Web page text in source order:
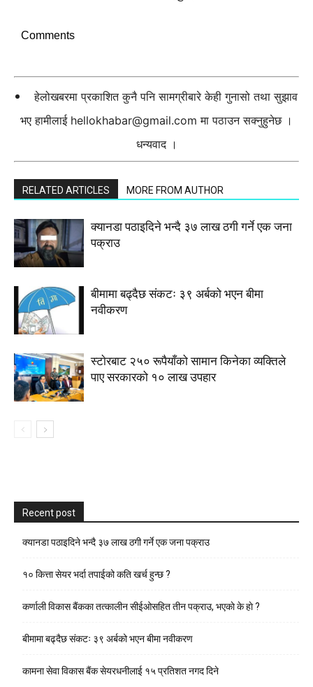
Comments
हेलोखबरमा प्रकाशित कुनै पनि सामग्रीबारे केही गुनासो तथा सुझाव
भए हामीलाई hellokhabar@gmail.com मा पठाउन सक्नुहुनेछ ।
धन्यवाद ।
RELATED ARTICLES MORE FROM AUTHOR
क्यानडा पठाइदिने भन्दै ३७ लाख ठगी गर्ने एक जना
पक्राउ
बीमामा बढ्दैछ संकटः ३९ अर्बको भएन बीमा
नवीकरण
स्टाेरबाट २५० रूपैयाँको सामान किनेका व्यक्तिले
पाए सरकारको १० लाख उपहार
Recent post
क्यानडा पठाइदिने भन्दै ३७ लाख ठगी गर्ने एक जना पक्राउ
१० कित्ता सेयर भर्दा तपाईको कति खर्च हुन्छ ?
कर्णाली विकास बैंकका तत्कालीन सीईओसहित तीन पक्राउ, भएकाे के हाे ?
बीमामा बढ्दैछ संकटः ३९ अर्बको भएन बीमा नवीकरण
कामना सेवा विकास बैंक सेयरधनीलाई १५ प्रतिशत नगद दिने